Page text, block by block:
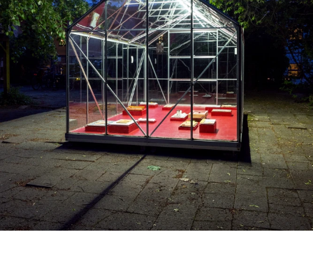
archiv
2019 | Enrico Niemann
2019 | Irène Hug
2018 | Ellinor Euler
2018 | Martin Binder
2017 | Kathrin Rabenort
2016 | Ariel Gout
2016 | Beat Brogle
2016 | Anne Katrin Stork
2015 | Anna Borgman